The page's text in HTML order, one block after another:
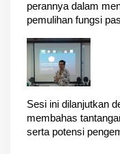
perannya dalam
pemulihan fungsi
Sesi ini dilanjutkan
membahas
serta potensi